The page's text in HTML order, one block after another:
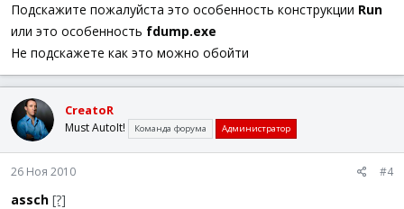
Подскажите пожалуйста это особенность конструкции Run
или это особенность fdump.exe
Не подскажете как это можно обойти
CreatoR
Must AutoIt! Команда форума Администратор
26 Ноя 2010 #4
assch [?]